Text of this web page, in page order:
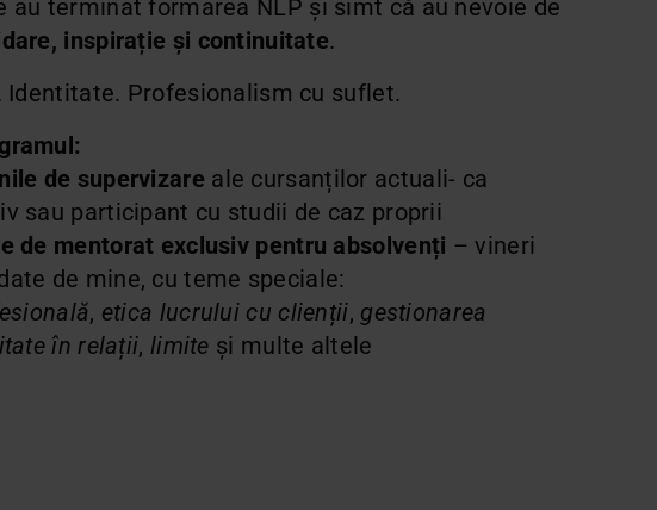
au terminat formarea NLP și simt că au nevoie de
inspirație și continuitate.
Identitate. Profesionalism cu suflet.
de supervizare ale cursanților actuali- ca
sau participant cu studii de caz proprii
de mentorat exclusiv pentru absolvenți – vineri
de mine, cu teme speciale:
, etica lucrului cu clienții, gestionarea
în relații, limite și multe altele